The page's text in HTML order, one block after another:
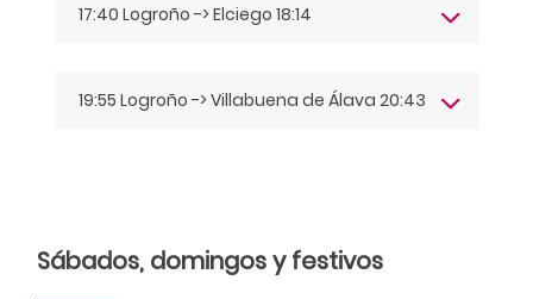
17:40 Logroño -> Elciego 18:14
19:55 Logroño -> Villabuena de Álava 20:43
Sábados, domingos y festivos